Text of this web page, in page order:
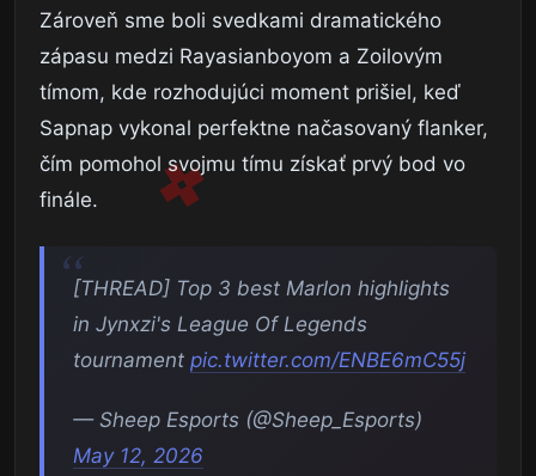
Zároveň sme boli svedkami dramatického
zápasu medzi Rayasianboyom a Zoilovým
tímom, kde rozhodujúci moment prišiel, keď
Sapnap vykonal perfektne načasovaný flanker,
čím pomohol svojmu tímu získať prvý bod vo
finále.
[THREAD] Top 3 best Marlon highlights
in Jynxzi's League Of Legends
tournament pic.twitter.com/ENBE6mC55j
— Sheep Esports (@Sheep_Esports)
May 12, 2026